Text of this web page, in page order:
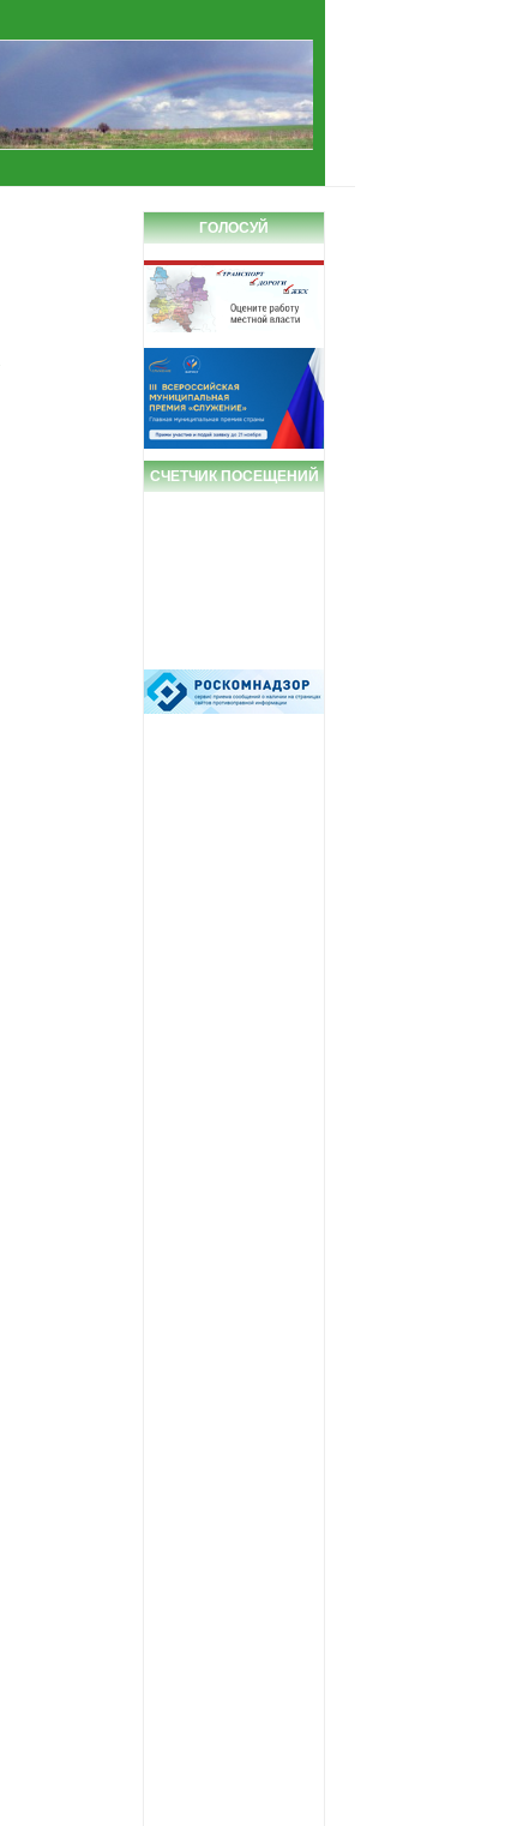
ГОЛОСУЙ
СЧЕТЧИК ПОСЕЩЕНИЙ